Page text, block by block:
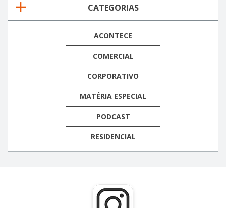
CATEGORIAS
ACONTECE
COMERCIAL
CORPORATIVO
MATÉRIA ESPECIAL
PODCAST
RESIDENCIAL